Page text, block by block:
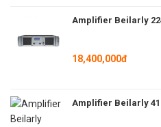
– Tụ điện. điều kiện. / điều kiện.
– Chống cách điện. trên 1 km: 0,005
– Chống cách điện. mỗi 1000 feet:
– Điện trở dây dẫn trên 1 km: 13 Ω
– Điện trở dây dẫn trên 1000 ft:
Amplifier Beilarly
18,400,000đ
Amplifier Beilarly